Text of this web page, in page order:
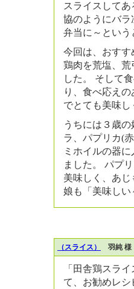
スライスして
協のようにバ
弁当に～とい
今回は、おす
鶏肉を荒塩、
した。 そして
り、食べ応え
でとても美味
うちには３歳
ラ、パプリカ(
ミホイルの器
ました。 パプ
美味しく、あ
娘も「美味し
（スライス） 羽純 様
「田舎鶏スラ
て、お勧めレ